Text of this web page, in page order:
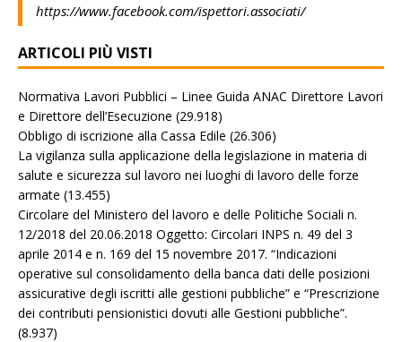
https://www.facebook.com/ispettori.associati/
ARTICOLI PIÙ VISTI
Normativa Lavori Pubblici – Linee Guida ANAC Direttore Lavori
e Direttore dell’Esecuzione (29.918)
Obbligo di iscrizione alla Cassa Edile (26.306)
La vigilanza sulla applicazione della legislazione in materia di
salute e sicurezza sul lavoro nei luoghi di lavoro delle forze
armate (13.455)
Circolare del Ministero del lavoro e delle Politiche Sociali n.
12/2018 del 20.06.2018 Oggetto: Circolari INPS n. 49 del 3
aprile 2014 e n. 169 del 15 novembre 2017. “Indicazioni
operative sul consolidamento della banca dati delle posizioni
assicurative degli iscritti alle gestioni pubbliche” e “Prescrizione
dei contributi pensionistici dovuti alle Gestioni pubbliche”.
(8.937)